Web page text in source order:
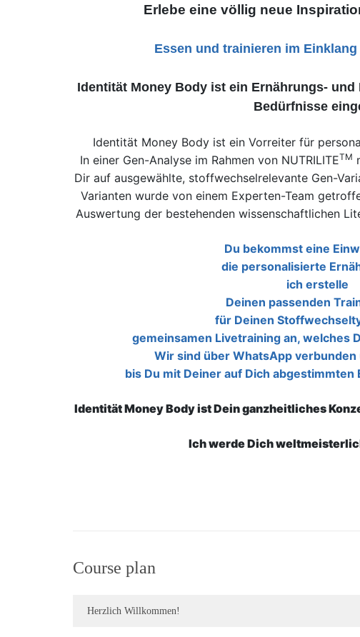
Erlebe eine völlig neue
Essen und trainieren im
Identität Money Body ist ein Ernährungs-
Bedürfnisse
Identität Money Body ist ein Vorreiter für
In einer Gen-Analyse im Rahmen von NUTRILITETM
Dir auf ausgewählte, stoffwechselrelevante Gen-
Varianten wurde von einem Experten-Team
Auswertung der bestehenden wissenschaftlichen
Du bekommst eine
die personalisierte
ich erstelle
Deinen passenden
für Deinen
gemeinsamen Livetraining an, welches
Wir sind über WhatsApp verbunden
bis Du mit Deiner auf Dich abgestimmten
Identität Money Body ist Dein ganzheitliches
Ich werde Dich
Course plan
Herzlich Willkommen!